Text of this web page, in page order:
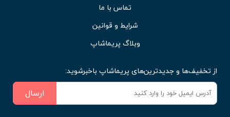
تماس با ما
شرایط و قوانین
وبلاگ پریماشاپ
از تخفیف‌ها و جدیدترین‌های پریماشاپ باخبرشوید:
ارسال